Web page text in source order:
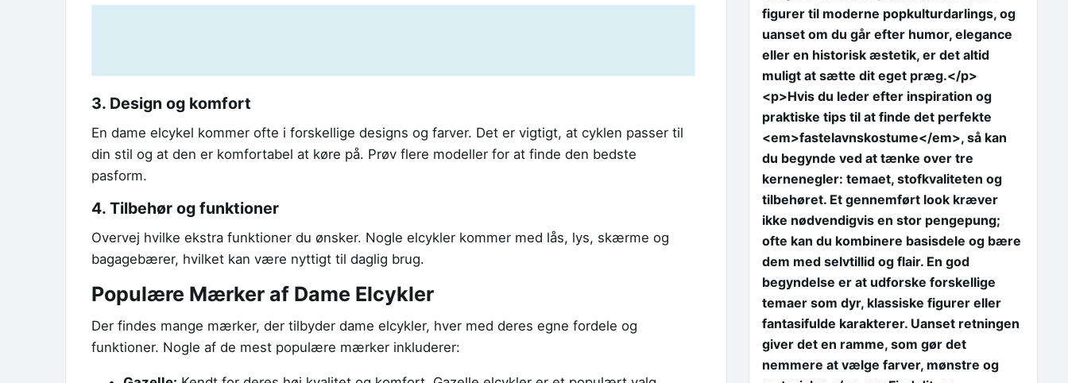
3. Design og komfort
En dame elcykel kommer ofte i forskellige designs og farver. Det er vigtigt, at cyklen passer til
din stil og at den er komfortabel at køre på. Prøv flere modeller for at finde den bedste
pasform.
4. Tilbehør og funktioner
Overvej hvilke ekstra funktioner du ønsker. Nogle elcykler kommer med lås, lys, skærme og
bagagebærer, hvilket kan være nyttigt til daglig brug.
Populære Mærker af Dame Elcykler
Der findes mange mærker, der tilbyder dame elcykler, hver med deres egne fordele og
funktioner. Nogle af de mest populære mærker inkluderer:
figurer til moderne popkulturdarlings, og
uanset om du går efter humor, elegance
eller en historisk æstetik, er det altid
muligt at sætte dit eget præg.</p>
<p>Hvis du leder efter inspiration og
praktiske tips til at finde det perfekte
<em>fastelavnskostume</em>, så kan
du begynde ved at tænke over tre
kernenegler: temaet, stofkvaliteten og
tilbehøret. Et gennemført look kræver
ikke nødvendigvis en stor pengepung;
ofte kan du kombinere basisdele og bære
dem med selvtillid og flair. En god
begyndelse er at udforske forskellige
temaer som dyr, klassiske figurer eller
fantasifulde karakterer. Uanset retningen
giver det en ramme, som gør det
nemmere at vælge farver, mønstre og